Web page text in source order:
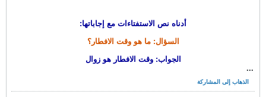
أدناه نص الاستفتاءات مع إجاباتها:
السؤال: ما هو وقت الافطار؟
الجواب: وقت الافطار هو زوال
...
الذهاب إلى المشاركة